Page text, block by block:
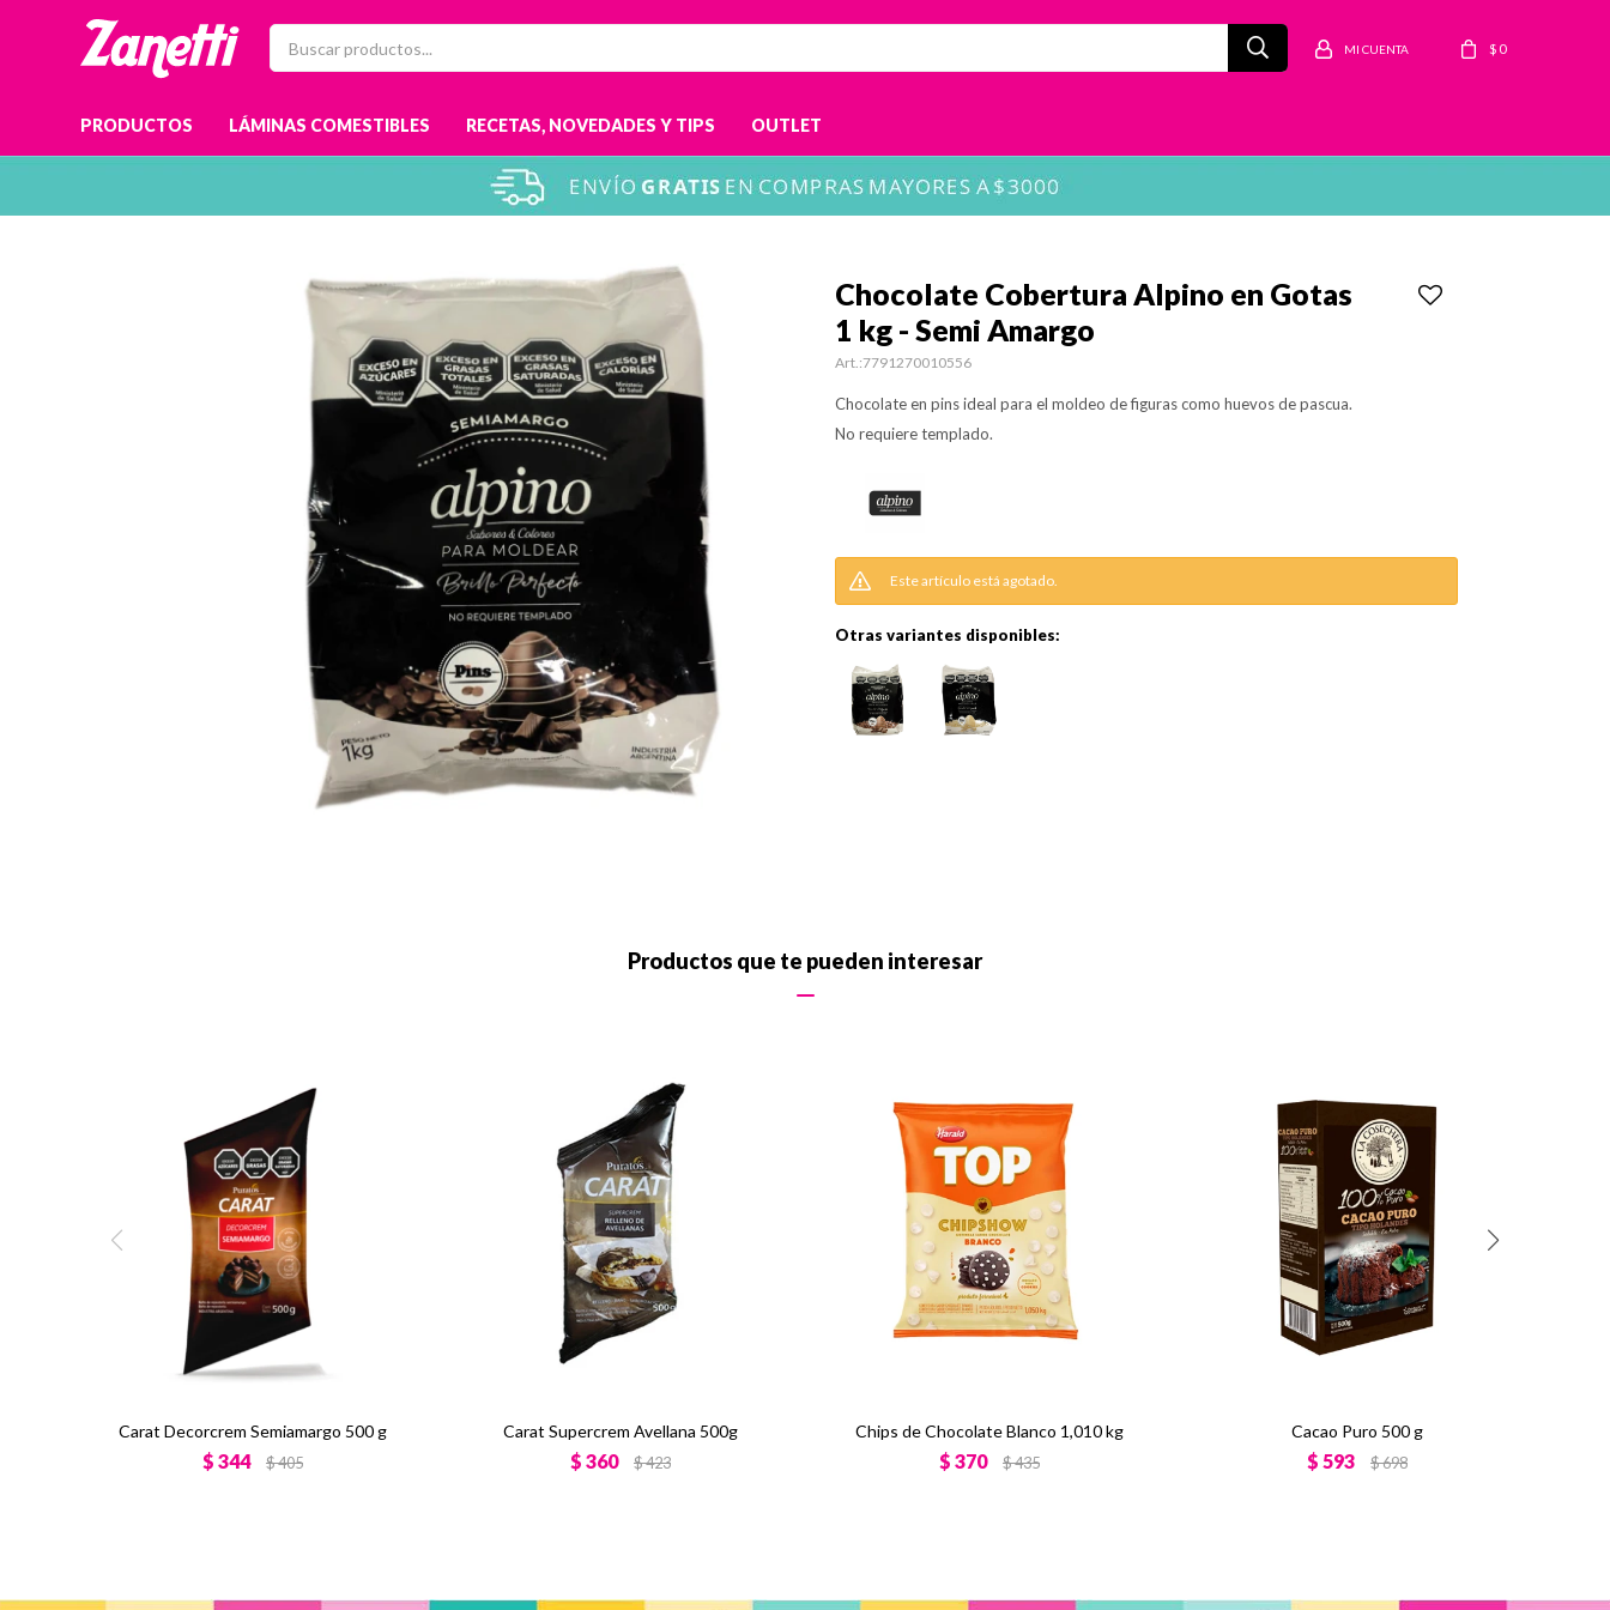
PRODUCTOS LÁMINAS COMESTIBLES RECETAS, NOVEDADES Y TIPS OUTLET
$ 0
Chocolate Cobertura Alpino en Gotas
1 kg - Semi Amargo
7791270010556
Chocolate en pins ideal para el moldeo de figuras como huevos de pascua.
No requiere templado.
Este artículo está agotado.
Otras variantes disponibles:
Productos que te pueden interesar
Carat Decorcrem Semiamargo 500 g
$ 344 $405
Carat Supercrem Avellana 500g
$ 360 $423
Chips de Chocolate Blanco 1,010 kg
$ 370 $435
Cacao Puro 500 g
$ 593 $698